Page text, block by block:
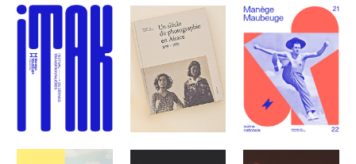
ITAK 2022
UN SIÈCLE DE
PHOTOGRAPHIE EN
MANEGE
MAUBEUGE